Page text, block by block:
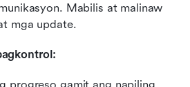
Mabilis at malinaw
mga update.